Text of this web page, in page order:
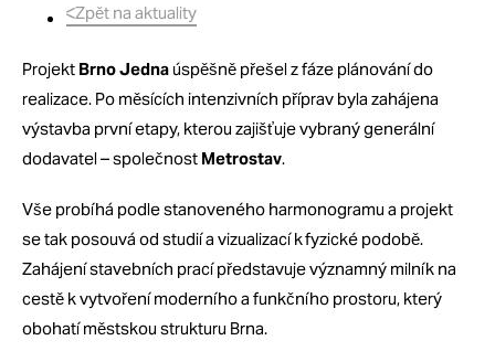
Zpět na aktuality
Projekt Brno Jednaúspěšně přešel z fáze plánování do
realizace. Po měsících intenzivních příprav byla zahájena
výstavba první etapy, kterou zajišťuje vybraný generální
dodavatel – společnost Metrostav.
Vše probíhá podle stanoveného harmonogramu a projekt
se tak posouvá od studií a vizualizací k fyzické podobě.
Zahájení stavebních prací představuje významný milník na
cestě k vytvoření moderního a funkčního prostoru, který
obohatí městskou strukturu Brna.